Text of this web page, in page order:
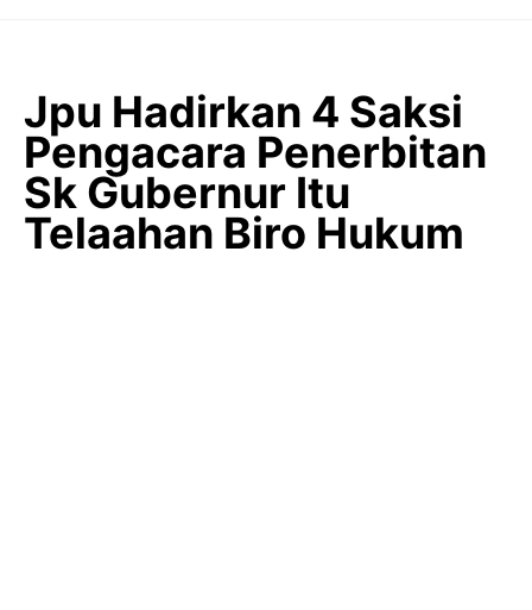
Jpu Hadirkan 4 Saksi
Pengacara Penerbitan
Sk Gubernur Itu
Telaahan Biro Hukum